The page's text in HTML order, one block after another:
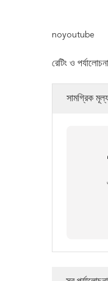
noyoutube
রেটিং ও পর্যালোচনা
সামগ্রিক